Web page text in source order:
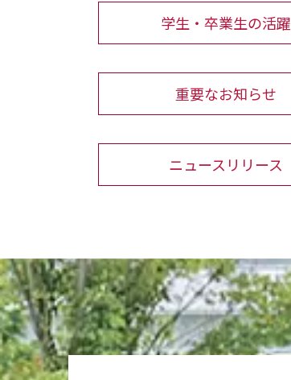
学生・卒業生の活躍
重要なお知らせ
ニュースリリース